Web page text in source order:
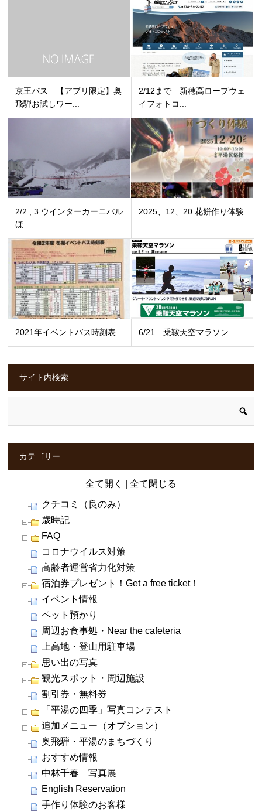
京王バス 【アプリ限定】奥
飛騨お試しワー...
2/12まで 新穂高ロープウェ
イフォトコ...
2/2 , 3 ウインターカーニバル
ほ...
2025、12、20 花餅作り体験
2021年イベントバス時刻表 6/21 乗鞍天空マラソン
サイト内検索
カテゴリー
全て開く 全て閉じる
クチコミ（良のみ）
歳時記
FAQ
コロナウイルス対策
高齢者運営省力化対策
宿泊券プレゼント！Get a free ticket！
イベント情報
ペット預かり
周辺お食事処・Near the cafeteria
上高地・登山用駐車場
思い出の写真
観光スポット・周辺施設
割引券・無料券
「平湯の四季」写真コンテスト
追加メニュー（オプション）
奥飛騨・平湯のまちづくり
おすすめ情報
中林千春 写真展
English Reservation
手作り体験のお客様